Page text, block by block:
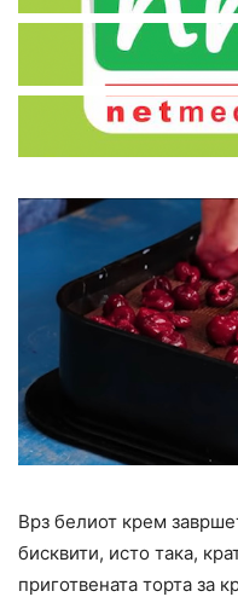
Врз белиот крем
бисквити, исто така,
приготвената торта за